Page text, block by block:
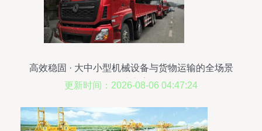
高效稳固 · 大中小型机械设备与货物运输的全场景
解决方案
更新时间：2026-08-06 04:47:24